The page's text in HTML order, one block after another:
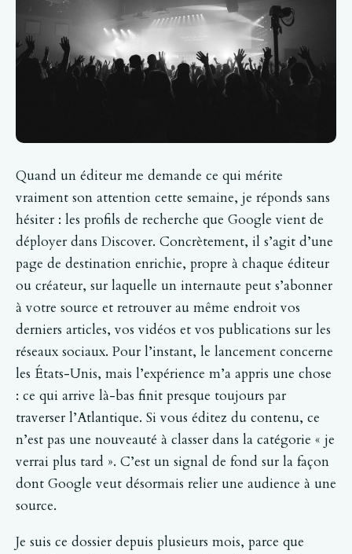
Quand un éditeur me demande ce qui mérite
vraiment son attention cette semaine, je réponds sans
hésiter : les profils de recherche que Google vient de
déployer dans Discover. Concrètement, il s’agit d’une
page de destination enrichie, propre à chaque éditeur
ou créateur, sur laquelle un internaute peut s’abonner
à votre source et retrouver au même endroit vos
derniers articles, vos vidéos et vos publications sur les
réseaux sociaux. Pour l’instant, le lancement concerne
les États-Unis, mais l’expérience m’a appris une chose
: ce qui arrive là-bas finit presque toujours par
traverser l’Atlantique. Si vous éditez du contenu, ce
n’est pas une nouveauté à classer dans la catégorie « je
verrai plus tard ». C’est un signal de fond sur la façon
dont Google veut désormais relier une audience à une
source.
Je suis ce dossier depuis plusieurs mois, parce que